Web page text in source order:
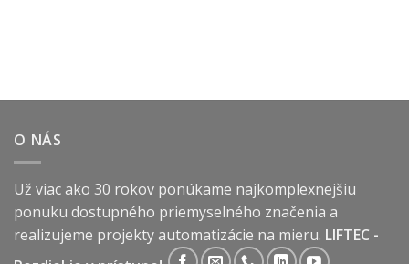
O NÁS
Už viac ako 30 rokov ponúkame najkomplexnejšiu
ponuku dostupného priemyselného značenia a
realizujeme projekty automatizácie na mieru. LIFTEC -